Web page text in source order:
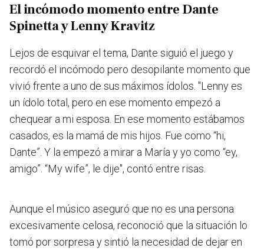
El incómodo momento entre Dante
Spinetta y Lenny Kravitz
Lejos de esquivar el tema, Dante siguió el juego y
recordó el incómodo pero desopilante momento que
vivió frente a uno de sus máximos ídolos. "Lenny es
un ídolo total, pero en ese momento empezó a
chequear a mi esposa. En ese momento estábamos
casados, es la mamá de mis hijos. Fue como “hi,
Dante”. Y la empezó a mirar a María y yo como “ey,
amigo”. “My wife”, le dije", contó entre risas.
Aunque el músico aseguró que no es una persona
excesivamente celosa, reconoció que la situación lo
tomó por sorpresa y sintió la necesidad de dejar en